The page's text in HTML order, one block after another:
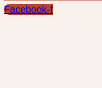
Facebook-f